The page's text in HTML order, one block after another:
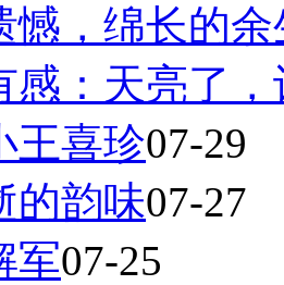
憾，绵长的余
感：天亮了
王喜珍07-29
的韵味07-27
军07-25